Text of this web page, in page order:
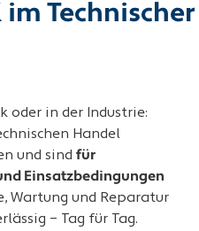
im Technischer
oder in der Industrie:
Handel
und sind für
Einsatzbedingungen
Wartung und Reparatur
– Tag für Tag.